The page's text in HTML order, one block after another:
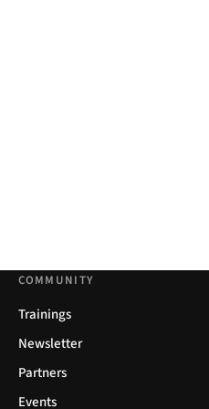
COMMUNITY
Trainings
Newsletter
Partners
Events